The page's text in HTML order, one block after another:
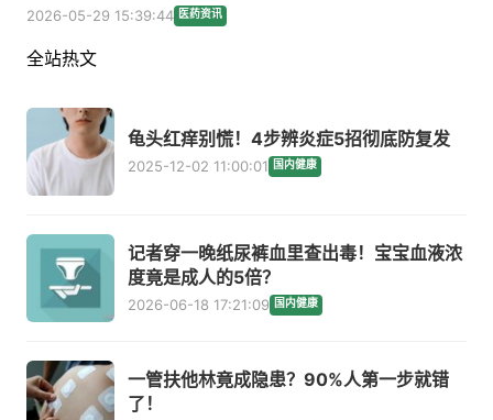
2026-05-29 15:39:44 医药资讯
全站热文
龟头红痒别慌！4步辨炎症5招彻底防复发
2025-12-02 11:00:01 国内健康
记者穿一晚纸尿裤血里查出毒！宝宝血液浓
度竟是成人的5倍？
2026-06-18 17:21:09 国内健康
一管扶他林竟成隐患？90%人第一步就错
了！